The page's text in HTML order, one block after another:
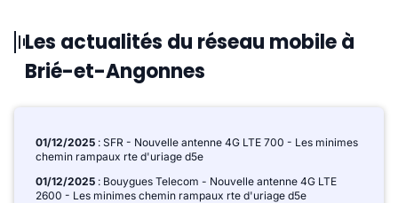
Les actualités du réseau mobile à
Brié-et-Angonnes
01/12/2025 : SFR - Nouvelle antenne 4G LTE 700 - Les minimes
chemin rampaux rte d'uriage d5e
01/12/2025 : Bouygues Telecom - Nouvelle antenne 4G LTE
2600 - Les minimes chemin rampaux rte d'uriage d5e